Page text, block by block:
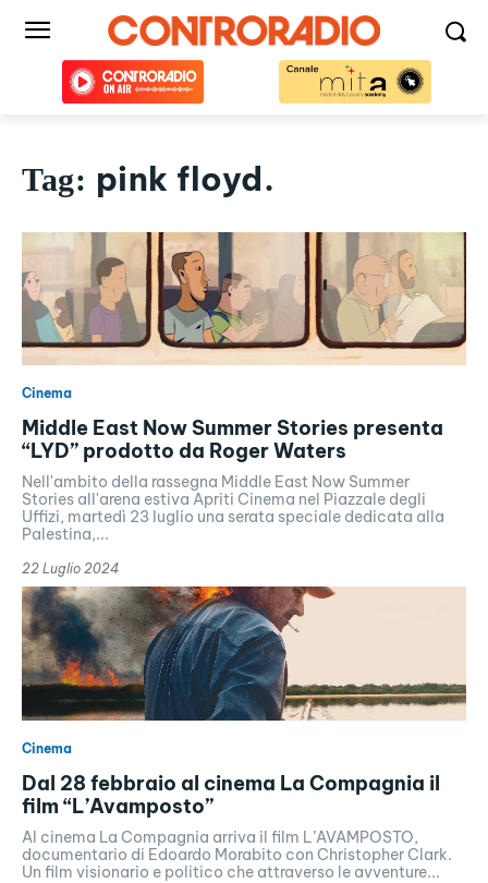
Tag: pink floyd.
Cinema
Middle East Now Summer Stories presenta
“LYD” prodotto da Roger Waters
Nell'ambito della rassegna Middle East Now Summer
Stories all'arena estiva Apriti Cinema nel Piazzale degli
Uffizi, martedì 23 luglio una serata speciale dedicata alla
Palestina,...
22 Luglio 2024
Cinema
Dal 28 febbraio al cinema La Compagnia il
film “L’Avamposto”
Al cinema La Compagnia arriva il film L’AVAMPOSTO,
documentario di Edoardo Morabito con Christopher Clark.
Un film visionario e politico che attraverso le avventure...